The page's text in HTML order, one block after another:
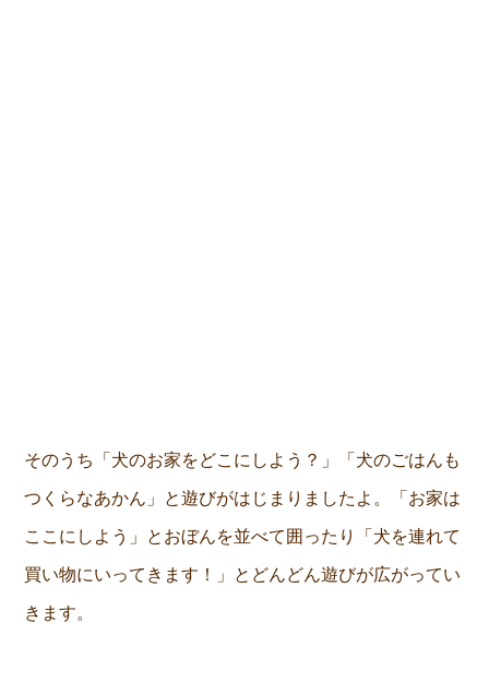
そのうち「犬のお家をどこにしよう？」「犬のごはんも
つくらなあかん」と遊びがはじまりましたよ。「お家は
ここにしよう」とおぼんを並べて囲ったり「犬を連れて
買い物にいってきます！」とどんどん遊びが広がってい
きます。